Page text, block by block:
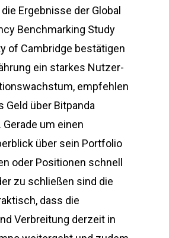
Ergebnisse der Global
Benchmarking Study
of Cambridge bestätigen
ein starkes Nutzer-
empfehlen
Geld über Bitpanda
um einen
über sein Portfolio
oder Positionen schnell
zu schließen sind die
dass die
Verbreitung derzeit in